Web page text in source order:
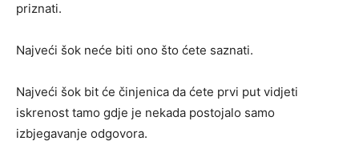
priznati.
Najveći šok neće biti ono što ćete saznati.
Najveći šok bit će činjenica da ćete prvi put vidjeti
iskrenost tamo gdje je nekada postojalo samo
izbjegavanje odgovora.